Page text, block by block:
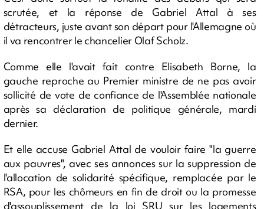
scrutée, et la réponse de Gabriel Attal à ses
détracteurs, juste avant son départ pour l'Allemagne où
il va rencontrer le chancelier Olaf Scholz.
Comme elle l'avait fait contre Elisabeth Borne, la
gauche reproche au Premier ministre de ne pas avoir
sollicité de vote de confiance de l'Assemblée nationale
après sa déclaration de politique générale, mardi
dernier.
Et elle accuse Gabriel Attal de vouloir faire "la guerre
aux pauvres", avec ses annonces sur la suppression de
l'allocation de solidarité spécifique, remplacée par le
RSA, pour les chômeurs en fin de droit ou la promesse
d'assouplissement de la loi SRU sur les logements